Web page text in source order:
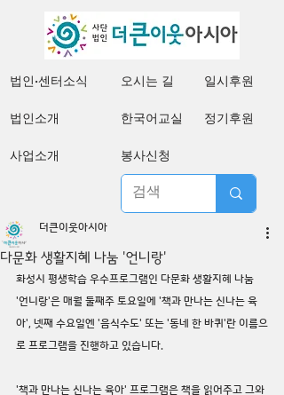
오시는 길
법인·센터소식 일시후원
한국어교실
법인소개
봉사신청
정기후원
사업소개
다문화 생활지혜 나눔 '언니랑'
더큰이웃아시아
화성시 평생학습 우수프로그램인 다문화 생활지혜 나눔
'언니랑'은 매월 둘째주 토요일에 '책과 만나는 신나는 육
아', 넷째 수요일엔 '음식수도' 또는 '동네 한 바퀴'란 이름으
로 프로그램을 진행하고 있습니다.
'책과 만나는 신나는 육아' 프로그램은 책을 읽어주고 그와